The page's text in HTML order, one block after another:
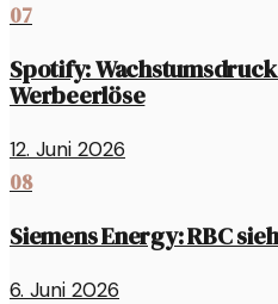
07
Spotify:
Werbeerlöse
12. Juni 2026
08
Siemens Energy: RBC
6. Juni 2026